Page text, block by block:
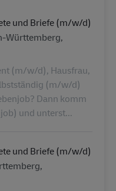
und Briefe (m/w/d)
Württemberg,
(m/w/d), Hausfrau,
(m/w/d)
Dann komm
und unterst...
und Briefe (m/w/d)